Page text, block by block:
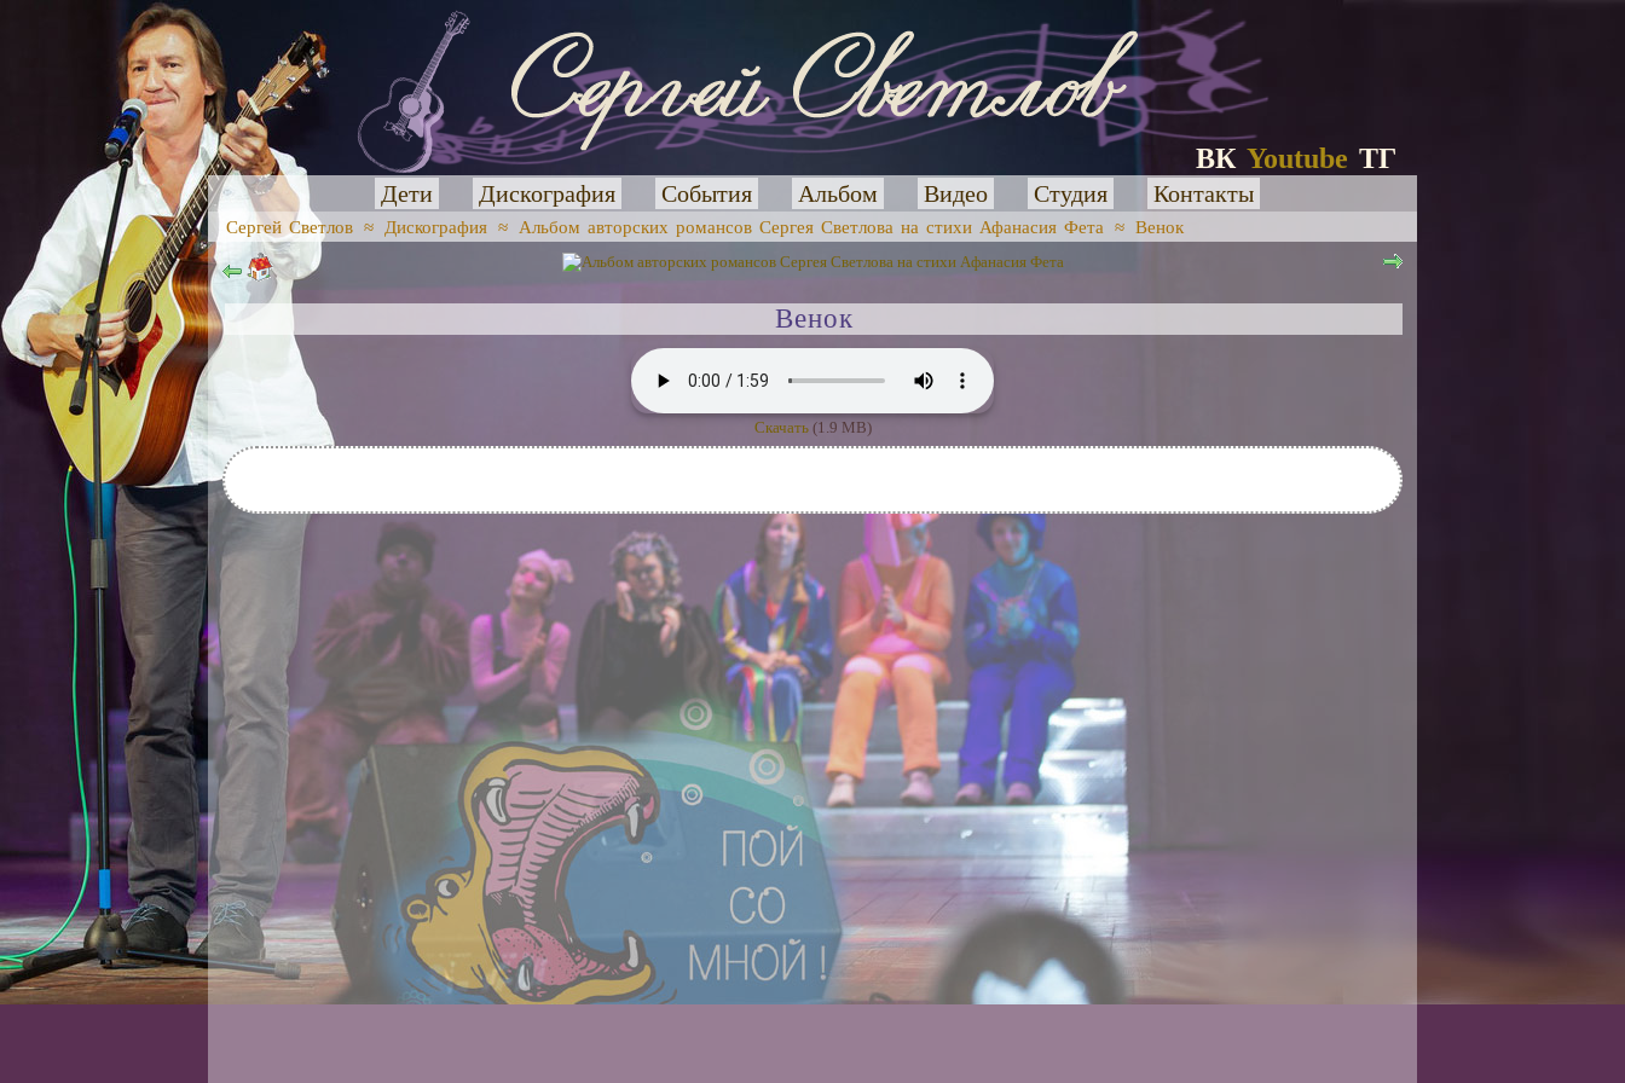
ВК Youtube ТГ
Дети Дискография События Альбом Видео Студия Контакты
Сергей Светлов ≈ Дискография ≈ Альбом авторских романсов Сергея Светлова на стихи Афанасия Фета ≈ Венок
Венок
Скачать(1.9 MB)